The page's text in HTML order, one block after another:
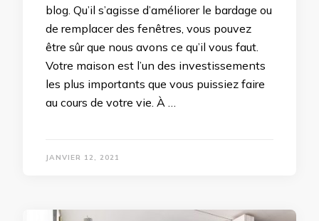
blog. Qu’il s’agisse d’améliorer le bardage ou
de remplacer des fenêtres, vous pouvez
être sûr que nous avons ce qu’il vous faut.
Votre maison est l’un des investissements
les plus importants que vous puissiez faire
au cours de votre vie. À …
JANVIER 12, 2021